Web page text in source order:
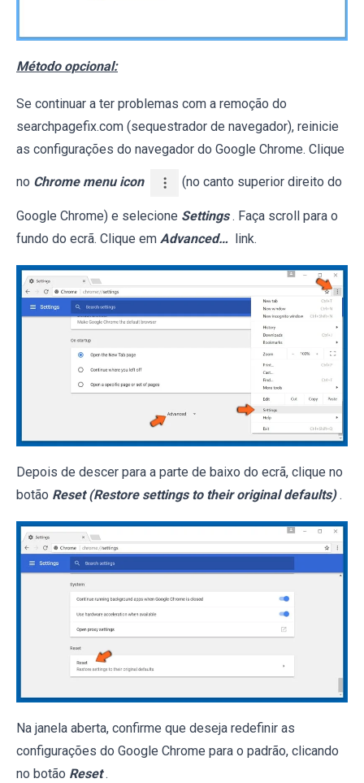
Método opcional:
Se continuar a ter problemas com a remoção do
searchpagefix.com (sequestrador de navegador), reinicie
as configurações do navegador do Google Chrome. Clique
no Chrome menu icon (no canto superior direito do
Google Chrome) e selecione Settings . Faça scroll para o
fundo do ecrã. Clique em Advanced… link.
Depois de descer para a parte de baixo do ecrã, clique no
botão Reset (Restore settings to their original defaults) .
Na janela aberta, confirme que deseja redefinir as
configurações do Google Chrome para o padrão, clicando
no botão Reset .